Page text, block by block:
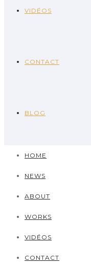
VIDÉOS
CONTACT
BLOG
HOME
NEWS
ABOUT
WORKS
VIDÉOS
CONTACT